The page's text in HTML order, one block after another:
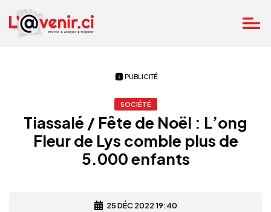
PUBLICITÉ
SOCIÉTÉ
Tiassalé / Fête de Noël : L’ong
Fleur de Lys comble plus de
5.000 enfants
25 DÉC 2022 19:40